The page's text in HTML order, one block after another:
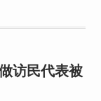
访民代表被